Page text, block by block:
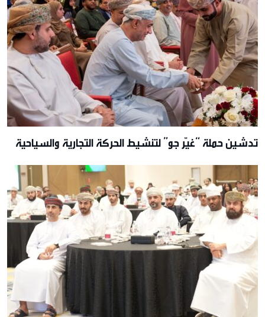
تدشين حملة “غيّر جو” لتنشيط الحركة التجارية والسياحية